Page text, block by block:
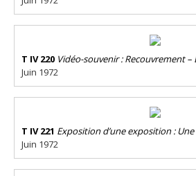
T IV 220 Vidéo-souvenir : Recouvrement –
Juin 1972
T IV 221 Exposition d’une exposition :
Juin 1972